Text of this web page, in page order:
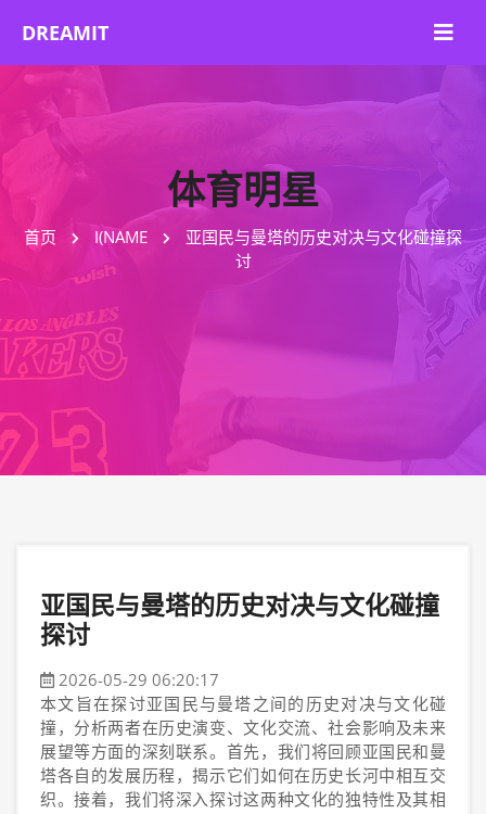
体育明星
首页 I(NAME
亚国民与曼塔的历史对决与文化碰撞探
讨
亚国民与曼塔的历史对决与文化碰撞
探讨
2026-05-29 06:20:17
本文旨在探讨亚国民与曼塔之间的历史对决与文化碰
撞，分析两者在历史演变、文化交流、社会影响及未来
展望等方面的深刻联系。首先，我们将回顾亚国民和曼
塔各自的发展历程，揭示它们如何在历史长河中相互交
织。接着，我们将深入探讨这两种文化的独特性及其相